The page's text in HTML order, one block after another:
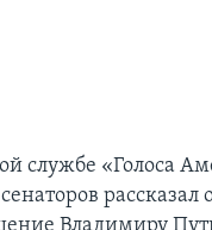
службе «Голоса
рассказал